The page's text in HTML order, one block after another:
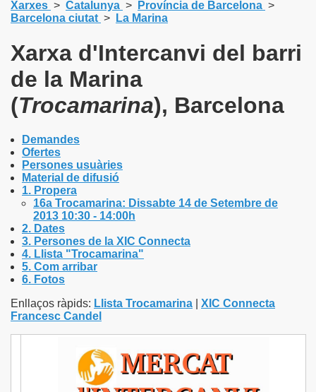
Xarxes > Catalunya > Província de Barcelona >
Barcelona ciutat > La Marina
Xarxa d'Intercanvi del barri
de la Marina
(Trocamarina), Barcelona
Demandes
Ofertes
Persones usuàries
Material de difusió
1. Propera
16a Trocamarina: Dissabte 14 de Setembre de
2013 10:30 - 14:00h
2. Dates
3. Persones de la XIC Connecta
4. Llista "Trocamarina"
5. Com arribar
6. Fotos
Enllaços ràpids: Llista Trocamarina
XIC Connecta
Francesc Candel